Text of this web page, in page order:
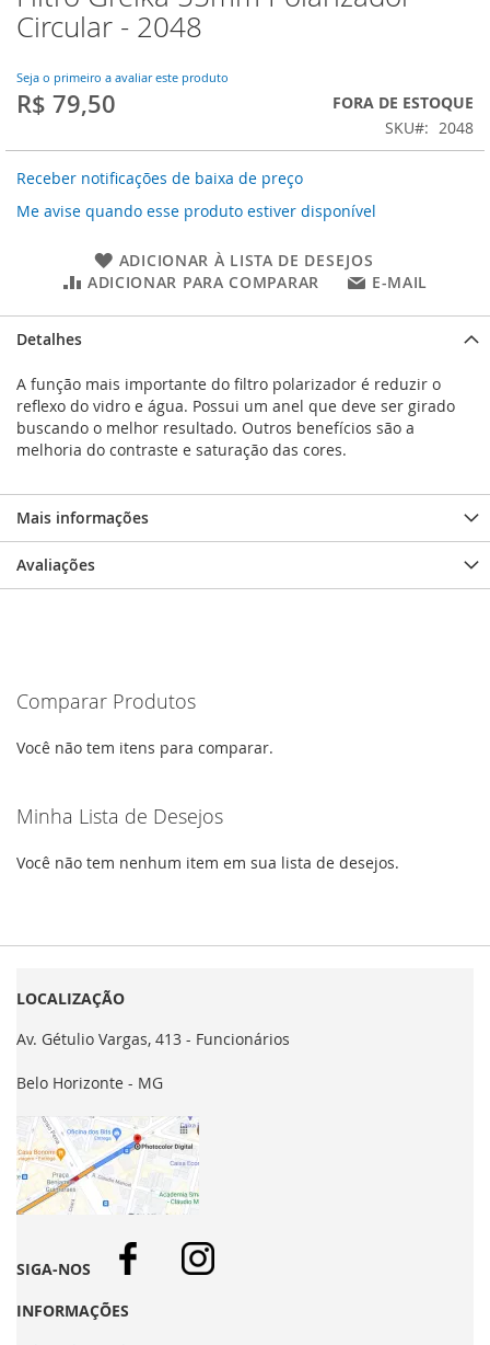
para
o
da
Galeria
Circular - 2048
Seja o primeiro a avaliar este produto
R$ 79,50
FORA DE ESTOQUE
SKU
2048
Receber notificações de baixa de preço
Me avise quando esse produto estiver disponível
ADICIONAR À LISTA DE DESEJOS
ADICIONAR PARA COMPARAR
E-MAIL
Detalhes
A função mais importante do filtro polarizador é reduzir o
reflexo do vidro e água. Possui um anel que deve ser girado
buscando o melhor resultado. Outros benefícios são a
melhoria do contraste e saturação das cores.
Mais informações
Avaliações
Comparar Produtos
Você não tem itens para comparar.
Minha Lista de Desejos
Você não tem nenhum item em sua lista de desejos.
LOCALIZAÇÃO
Av. Gétulio Vargas, 413 - Funcionários
Belo Horizonte - MG
SIGA-NOS
INFORMAÇÕES